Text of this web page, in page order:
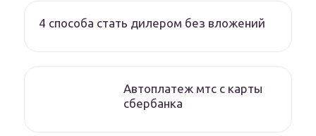
4 способа стать дилером без вложений
Автоплатеж мтс с карты
сбербанка